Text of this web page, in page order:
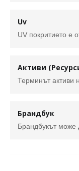
Uv
Активи
Брандбук